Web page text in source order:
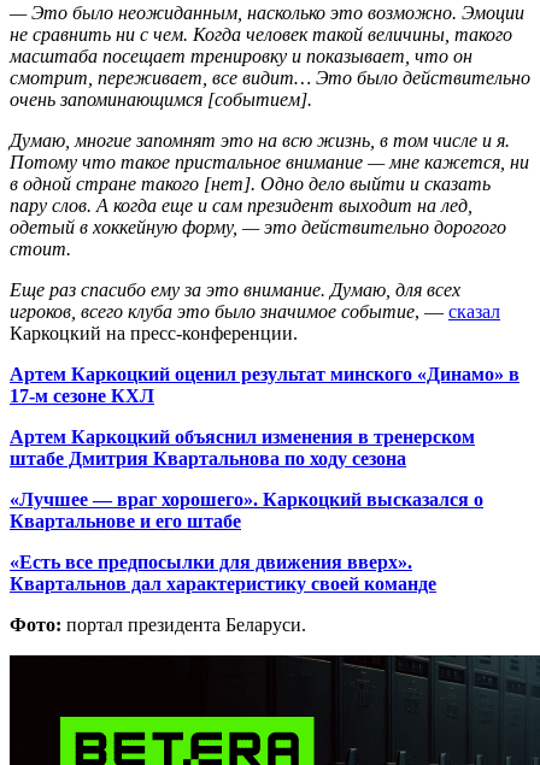
— Это было неожиданным, насколько это возможно. Эмоции
не сравнить ни с чем. Когда человек такой величины, такого
масштаба посещает тренировку и показывает, что он
смотрит, переживает, все видит… Это было действительно
очень запоминающимся [событием].
Думаю, многие запомнят это на всю жизнь, в том числе и я.
Потому что такое пристальное внимание — мне кажется, ни
в одной стране такого [нет]. Одно дело выйти и сказать
пару слов. А когда еще и сам президент выходит на лед,
одетый в хоккейную форму, — это действительно дорогого
стоит.
Еще раз спасибо ему за это внимание. Думаю, для всех
игроков, всего клуба это было значимое событие, — сказал
Каркоцкий на пресс-конференции.
Артем Каркоцкий оценил результат минского «Динамо» в
17-м сезоне КХЛ
Артем Каркоцкий объяснил изменения в тренерском
штабе Дмитрия Квартальнова по ходу сезона
«Лучшее — враг хорошего». Каркоцкий высказался о
Квартальнове и его штабе
«Есть все предпосылки для движения вверх».
Квартальнов дал характеристику своей команде
Фото: портал президента Беларуси.